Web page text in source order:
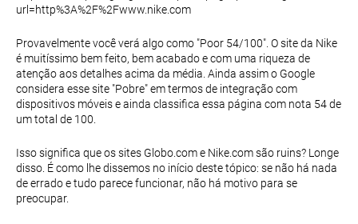
url=http%3A%2F%2Fwww.nike.com
Provavelmente você verá algo como "Poor 54/100". O site da Nike
é muitíssimo bem feito, bem acabado e com uma riqueza de
atenção aos detalhes acima da média. Ainda assim o Google
considera esse site "Pobre" em termos de integração com
dispositivos móveis e ainda classifica essa página com nota 54 de
um total de 100.
Isso significa que os sites Globo.com e Nike.com são ruins? Longe
disso. É como lhe dissemos no início deste tópico: se não há nada
de errado e tudo parece funcionar, não há motivo para se
preocupar.